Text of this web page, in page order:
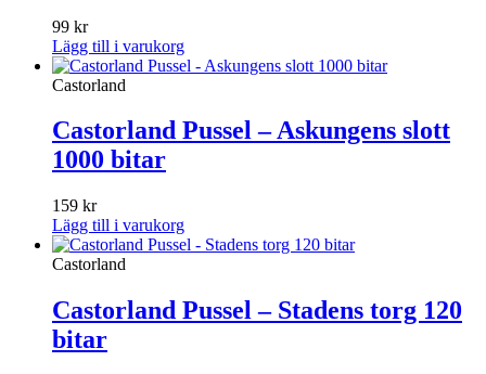
99 kr
Lägg till i varukorg
Castorland
Castorland Pussel – Askungens slott
1000 bitar
159 kr
Lägg till i varukorg
Castorland
Castorland Pussel – Stadens torg 120
bitar